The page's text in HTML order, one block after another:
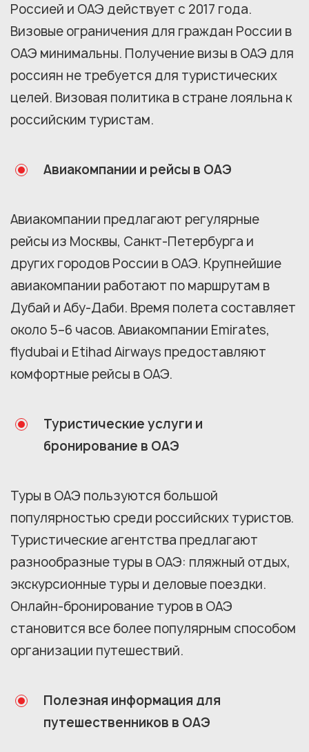
Россией и ОАЭ действует с 2017 года.
Визовые ограничения для граждан России в
ОАЭ минимальны. Получение визы в ОАЭ для
россиян не требуется для туристических
целей. Визовая политика в стране лояльна к
российским туристам.
Авиакомпании и рейсы в ОАЭ
Авиакомпании предлагают регулярные
рейсы из Москвы, Санкт-Петербурга и
других городов России в ОАЭ. Крупнейшие
авиакомпании работают по маршрутам в
Дубай и Абу-Даби. Время полета составляет
около 5–6 часов. Авиакомпании Emirates,
flydubai и Etihad Airways предоставляют
комфортные рейсы в ОАЭ.
Туристические услуги и
бронирование в ОАЭ
Туры в ОАЭ пользуются большой
популярностью среди российских туристов.
Туристические агентства предлагают
разнообразные туры в ОАЭ: пляжный отдых,
экскурсионные туры и деловые поездки.
Онлайн-бронирование туров в ОАЭ
становится все более популярным способом
организации путешествий.
Полезная информация для
путешественников в ОАЭ